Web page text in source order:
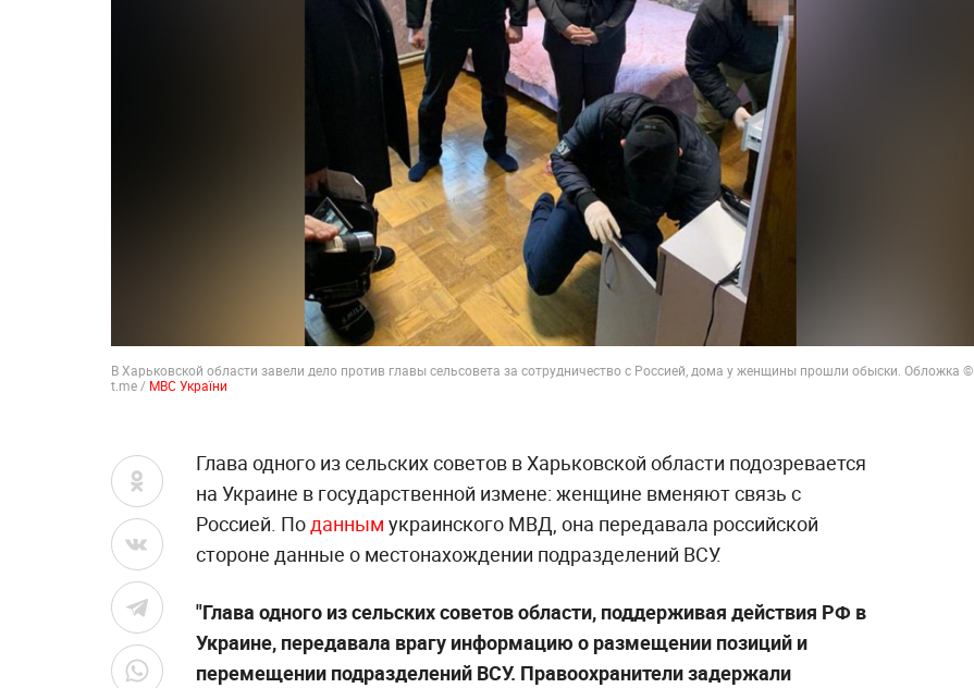
В Харьковской области завели дело против главы сельсовета за сотрудничество с Россией, дома у женщины прошли обыски. Обложка ©
t.me / МВС України
Глава одного из сельских советов в Харьковской области подозревается
на Украине в государственной измене: женщине вменяют связь с
Россией. Поданным украинского МВД, она передавала российской
стороне данные о местонахождении подразделений ВСУ.
"Глава одного из сельских советов области, поддерживая действия РФ в
Украине, передавала врагу информацию о размещении позиций и
перемещении подразделений ВСУ. Правоохранители задержали